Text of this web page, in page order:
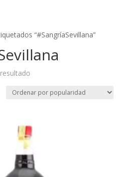
“#SangríaSevillana”